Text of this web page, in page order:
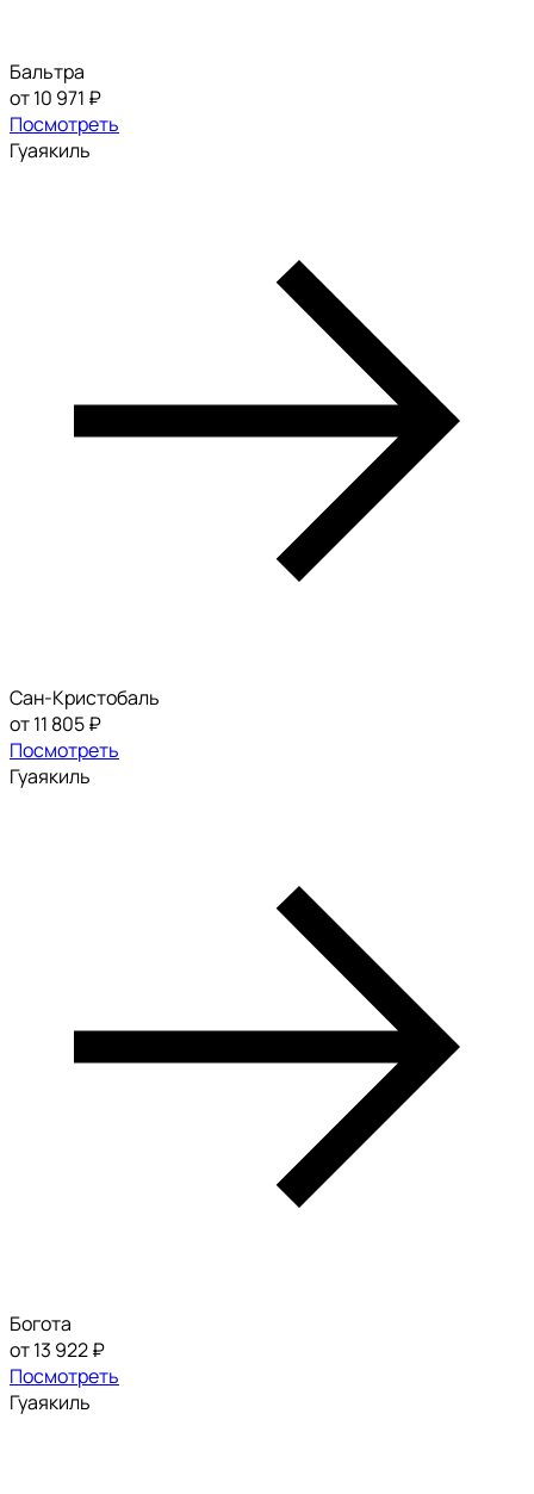
Бальтра
от 10 971 ₽
Посмотреть
Гуаякиль
Сан-Кристобаль
от 11 805 ₽
Посмотреть
Гуаякиль
Богота
от 13 922 ₽
Посмотреть
Гуаякиль